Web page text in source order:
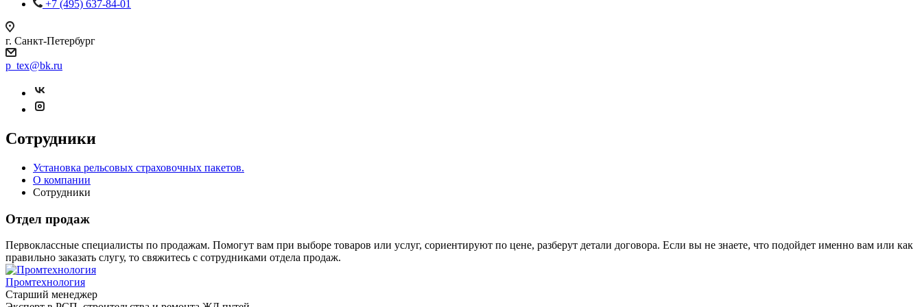
+7 (495) 637-84-01
г. Санкт-Петербург
p_tex@bk.ru
Сотрудники
Установка рельсовых страховочных пакетов.
О компании
Сотрудники
Отдел продаж
Первоклассные специалисты по продажам. Помогут вам при выборе товаров или услуг, сориентируют по цене, разберут детали договора. Если вы не знаете, что подойдет именно вам или как
правильно заказать слугу, то свяжитесь с сотрудниками отдела продаж.
Промтехнология
Старший менеджер